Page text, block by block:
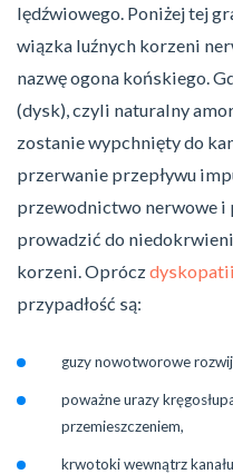
lędźwiowego. Poniżej tej
wiązka luźnych korzeni
nazwę ogona końskiego.
(dysk), czyli naturalny
zostanie wypchnięty do
przerwanie przepływu
przewodnictwo nerwowe i
prowadzić do
korzeni. Opróczdyskopatii
przypadłość są:
guzy nowotworowe
poważne urazy
przemieszczeniem,
krwotoki wewnątrz